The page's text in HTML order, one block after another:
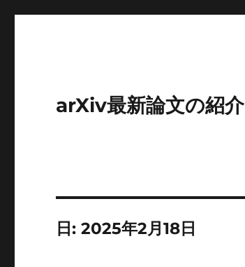
arXiv最新論文の紹介
日:2025年2月18日